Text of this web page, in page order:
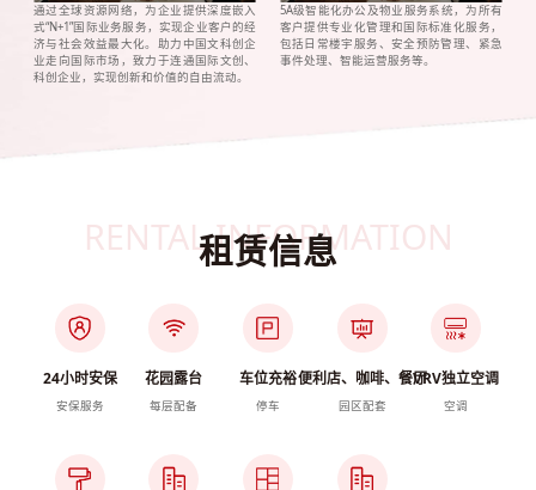
通过全球资源网络，为企业提供深度嵌入
式“N+1”国际业务服务，实现企业客户的经
济与社会效益最大化。助力中国文科创企
业走向国际市场，致力于连通国际文创、
科创企业，实现创新和价值的自由流动。
5A级智能化办公及物业服务系统，为所有
客户提供专业化管理和国际标准化服务，
包括日常楼宇服务、安全预防管理、紧急
事件处理、智能运营服务等。
RENTAL INFORMATION
租赁信息
24小时安保
安保服务
花园露台
每层配备
车位充裕
停车
便利店、咖啡、餐厅
园区配套
VRV独立空调
空调